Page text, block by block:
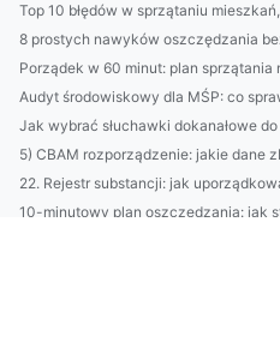
Top 10 błędów w sprzątaniu
8 prostych nawyków oszczędzania
Porządek w 60 minut: plan sprzątania
Audyt środowiskowy dla MŚP: co
Jak wybrać słuchawki dokanałowe
5) CBAM rozporządzenie: jakie dane
22. Rejestr substancji: jak
10-minutowy plan oszczędzania: jak